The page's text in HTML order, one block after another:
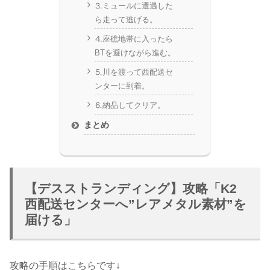
⒊ミュールに遭遇した
ら走って逃げる。
⒋座礁地帯に入ったら
BTを避けながら進む。
⒌川を渡って西配送セ
ンターに到着。
⒍納品してクリア。
まとめ
【デスストランディング】攻略「K2
西配送センターへ”レアメタル素材”を
届ける」
攻略の手順はこちらです↓